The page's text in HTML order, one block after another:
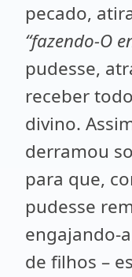
pecado,
“fazendo-O
pudesse,
receber
divino.
derramou
para que,
pudesse
engajando-
de filhos –